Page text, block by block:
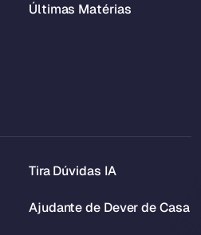
Últimas Matérias
Tira Dúvidas IA
Ajudante de Dever de Casa